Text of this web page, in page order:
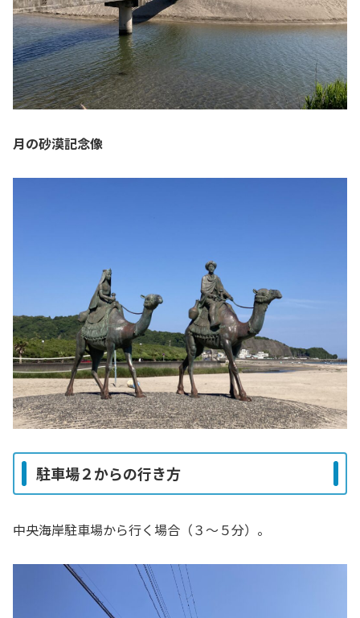
月の砂漠記念像
駐車場２からの行き方
中央海岸駐車場から行く場合（３〜５分）。